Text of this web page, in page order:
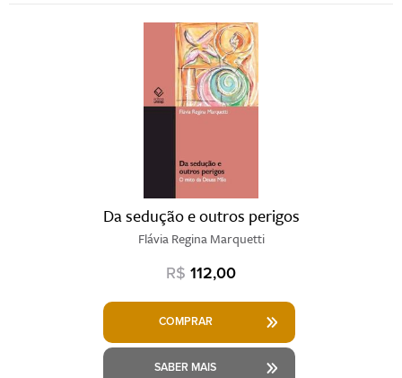
Da sedução e outros perigos
Flávia Regina Marquetti
R$ 112,00
COMPRAR
SABER MAIS